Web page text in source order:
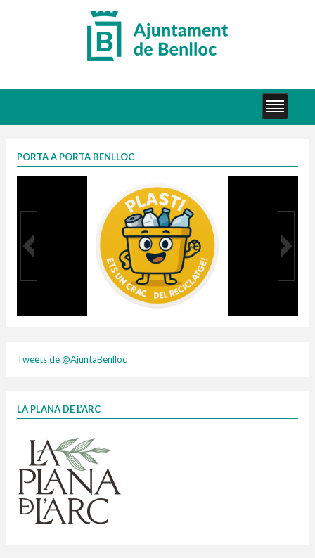
PORTA A PORTA BENLLOC
1 contenidors intel·ligents
Finançat per la Unió Europea – NextGenerationEU
Tweets de @AjuntaBenlloc
LA PLANA DE L’ARC